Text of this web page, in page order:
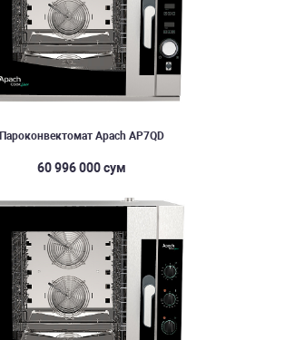
Пароконвектомат Apach AP7QD
60 996 000 сум